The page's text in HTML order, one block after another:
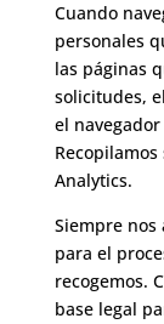
Cuando
personales
las páginas
solicitudes,
el
Analytics.
Siempre nos
para el
recogemos.
base legal